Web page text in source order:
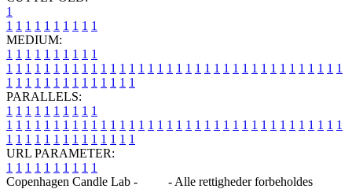
1
1 1 1 1 1 1 1 1 1 1
MEDIUM:
1 1 1 1 1 1 1 1 1 1
1 1 1 1 1 1 1 1 1 1 1 1 1 1 1 1 1 1 1 1 1 1 1 1 1 1 1 1 1 1 1 1 1 1 1 1
1 1 1 1 1 1 1 1 1 1 1 1 1 1
PARALLELS:
1 1 1 1 1 1 1 1 1 1
1 1 1 1 1 1 1 1 1 1 1 1 1 1 1 1 1 1 1 1 1 1 1 1 1 1 1 1 1 1 1 1 1 1 1 1
1 1 1 1 1 1 1 1 1 1 1 1 1 1
URL PARAMETER:
1 1 1 1 1 1 1 1 1 1
Copenhagen Candle Lab -
- Alle rettigheder forbeholdes